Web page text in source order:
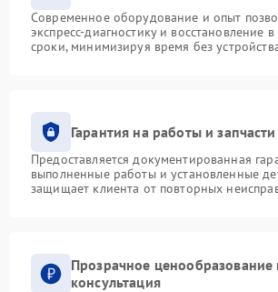
Современное оборудование и опыт
экспресс-диагностику и восстановление
сроки, минимизируя время без
Гарантия на работы и запчасти
Предоставляется документированная
выполненные работы и установленные
защищает клиента от повторных
Прозрачное ценообразование
консультация